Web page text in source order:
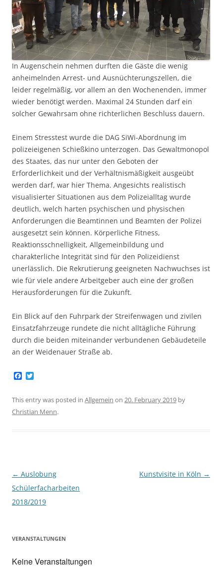
In Augenschein nehmen durften die Gäste die wenig
anheimelnden Arrest- und Ausnüchterungszellen, die
leider regelmäßig, vor allem an den Wochenenden, immer
wieder benötigt werden. Maximal 24 Stunden darf ein
solcher Gewahrsam ohne richterlichen Beschluss dauern.
Einem Stresstest wurde die DAG SiWi-Abordnung im
polizeieigenen Schießkino unterzogen. Das Gewaltmonopol
des Staates, das nur unter den Geboten der
Erforderlichkeit und der Verhältnismäßigkeit ausgeübt
werden darf, war hier Thema. Angesichts realistisch
visualisierter Situationen aus dem Polizeialltag wurde
deutlich, welch harten psychischen und physischen
Anforderungen die Beamtinnen und Beamten der Polizei
ausgesetzt sein können. Körperliche Fitness,
Reaktionsschnelligkeit, Allgemeinbildung und
charakterliche Integrität sind für den Polizeidienst
unerlässlich. Die Rekrutierung geeigneten Nachwuchses ist
wie für viele andere Arbeitgeber auch eine der großen
Herausforderungen für die Zukunft.
Ein Blick auf den Fuhrpark der Streifenwagen und zivilen
Einsatzfahrzeuge rundete die nicht alltägliche Führung
durch die beiden miteinander verbundenen Gebäudeteile
an der Weidenauer Straße ab.
e
b
o
t
e
This entry was posted in Allgemein on 20. February 2019 by
Christian Menn.
Post
navigation
← Auslobung
Schülerfacharbeiten
2018/2019
Kunstvisite in Köln →
VERANSTALTUNGEN
Keine Veranstaltungen